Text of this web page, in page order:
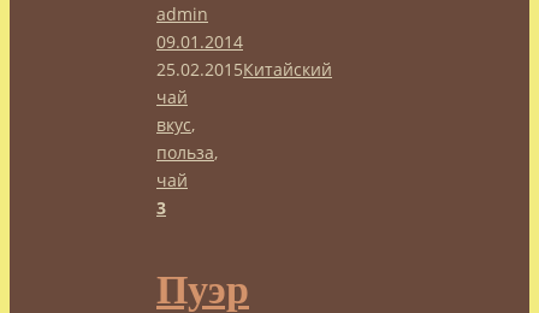
admin
09.01.2014
25.02.2015Китайский
чай
вкус,
польза,
чай
3
Пуэр